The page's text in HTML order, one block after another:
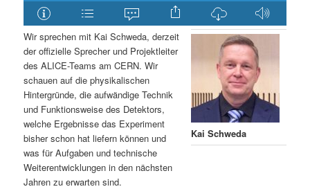
e
n
n
g
e
n
Kai Schweda
Wir sprechen mit Kai Schweda, derzeit
der offizielle Sprecher und Projektleiter
des ALICE-Teams am CERN. Wir
schauen auf die physikalischen
Hintergründe, die aufwändige Technik
und Funktionsweise des Detektors,
welche Ergebnisse das Experiment
bisher schon hat liefern können und
was für Aufgaben und technische
Weiterentwicklungen in den nächsten
Jahren zu erwarten sind.